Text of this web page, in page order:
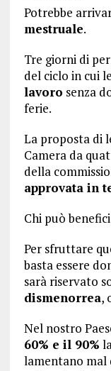
Potrebbe
mestruale.
Tre giorni di
del ciclo in cui
lavoro senza
ferie.
La proposta di
Camera da
della
approvata in
Chi può
Per sfruttare
basta essere
sarà riservato
dismenorrea,
Nel nostro
60% e il 90%
lamentano mal